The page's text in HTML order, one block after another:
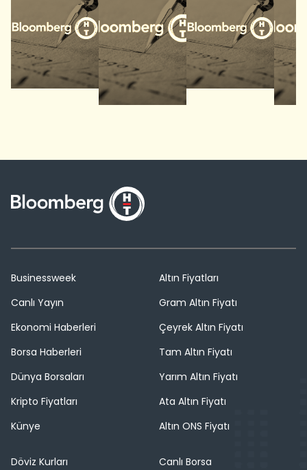
Businessweek
Canlı Yayın
Ekonomi Haberleri
Borsa Haberleri
Dünya Borsaları
Kripto Fiyatları
Künye
Altın Fiyatları
Gram Altın Fiyatı
Çeyrek Altın Fiyatı
Tam Altın Fiyatı
Yarım Altın Fiyatı
Ata Altın Fiyatı
Altın ONS Fiyatı
Döviz Kurları
Canlı Borsa